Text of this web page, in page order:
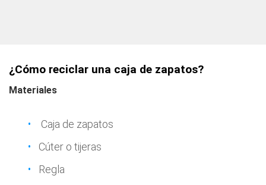
¿Cómo reciclar una caja de zapatos?
Materiales
Caja de zapatos
Cúter o tijeras
Regla